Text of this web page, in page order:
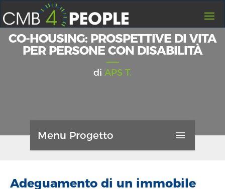
HOME
I PROGETTI
REGISTRATI
CO-HOUSING: PROSPETTIVE DI VITA
PER PERSONE CON DISABILITÀ
di APS T.
Menu Progetto
0
AGGIORNAMENTI
Adeguamento di un immobile